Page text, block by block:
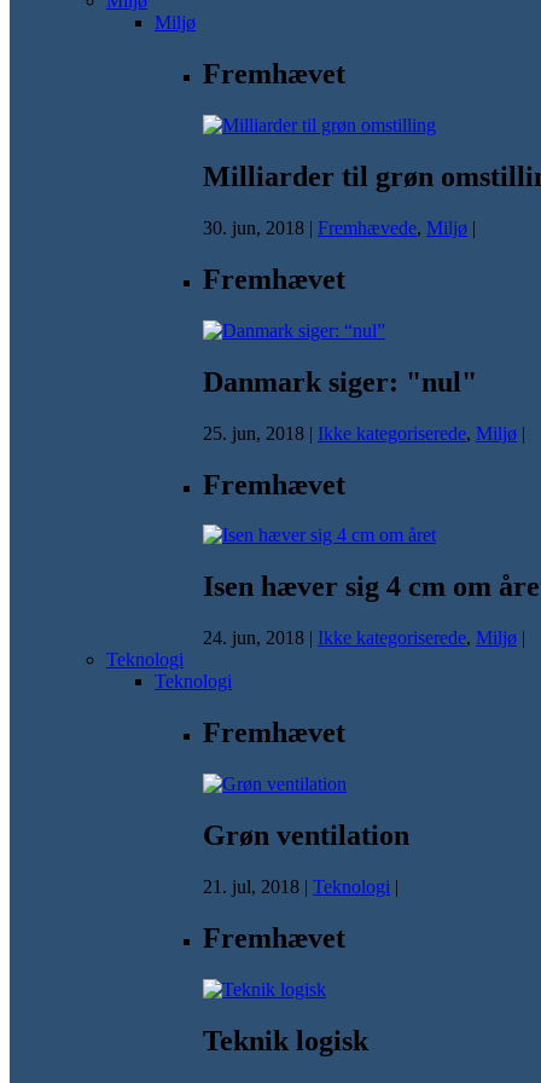
Miljø
Fremhævet
Milliarder til grøn
30. jun, 2018 | Fremhævede, Miljø |
Fremhævet
Danmark siger: "nul"
25. jun, 2018 | Ikke kategoriserede, Miljø |
Fremhævet
Isen hæver sig 4 cm om
24. jun, 2018 | Ikke kategoriserede, Miljø |
Teknologi
Teknologi
Fremhævet
Grøn ventilation
21. jul, 2018 | Teknologi |
Fremhævet
Teknik logisk